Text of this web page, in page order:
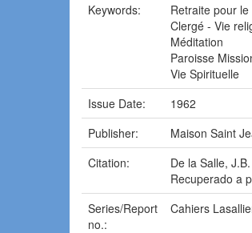
Keywords:
Retraite pour
Clergé - Vie
Méditation
Paroisse
Vie Spirituelle
Issue Date:
1962
Publisher:
Maison Saint
Citation:
De la Salle,
Recuperado a
Series/Report
no.:
Cahiers